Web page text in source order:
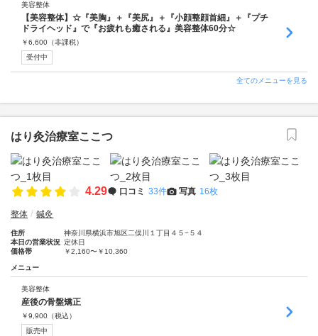
美容整体
【美容整体】☆『美胸』＋『美尻』＋『小顔整顔首細』＋『プチ
ドライヘッド』で『お疲れも癒される』美容整体60分☆
￥6,600 （非課税）
受付中
全てのメニューを見る
はり灸治療室ここつ
4.29 口コミ 33件 写真 16枚
整体 鍼灸
住所
神奈川県横浜市旭区二俣川１丁目４５−５４
本日の営業状況 定休日
価格帯
￥2,160〜￥10,360
メニュー
美容整体
産後の骨盤矯正
￥9,900 （税込）
販売中